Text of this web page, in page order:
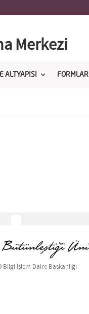
Merkezi
ALTYAPISI FORMLAR
İşlem Daire Başkanlığı